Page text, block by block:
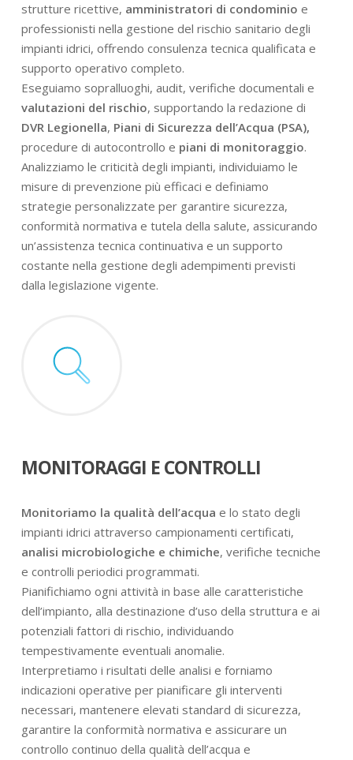
strutture ricettive, amministratori di condominio e
professionisti nella gestione del rischio sanitario degli
impianti idrici, offrendo consulenza tecnica qualificata e
supporto operativo completo.
Eseguiamo sopralluoghi, audit, verifiche documentali e
valutazioni del rischio, supportando la redazione di
DVR Legionella, Piani di Sicurezza dell’Acqua (PSA),
procedure di autocontrollo e piani di monitoraggio.
Analizziamo le criticità degli impianti, individuiamo le
misure di prevenzione più efficaci e definiamo
strategie personalizzate per garantire sicurezza,
conformità normativa e tutela della salute, assicurando
un’assistenza tecnica continuativa e un supporto
costante nella gestione degli adempimenti previsti
dalla legislazione vigente.
MONITORAGGI E CONTROLLI
Monitoriamo la qualità dell’acqua e lo stato degli
impianti idrici attraverso campionamenti certificati,
analisi microbiologiche e chimiche, verifiche tecniche
e controlli periodici programmati.
Pianifichiamo ogni attività in base alle caratteristiche
dell’impianto, alla destinazione d’uso della struttura e ai
potenziali fattori di rischio, individuando
tempestivamente eventuali anomalie.
Interpretiamo i risultati delle analisi e forniamo
indicazioni operative per pianificare gli interventi
necessari, mantenere elevati standard di sicurezza,
garantire la conformità normativa e assicurare un
controllo continuo della qualità dell’acqua e